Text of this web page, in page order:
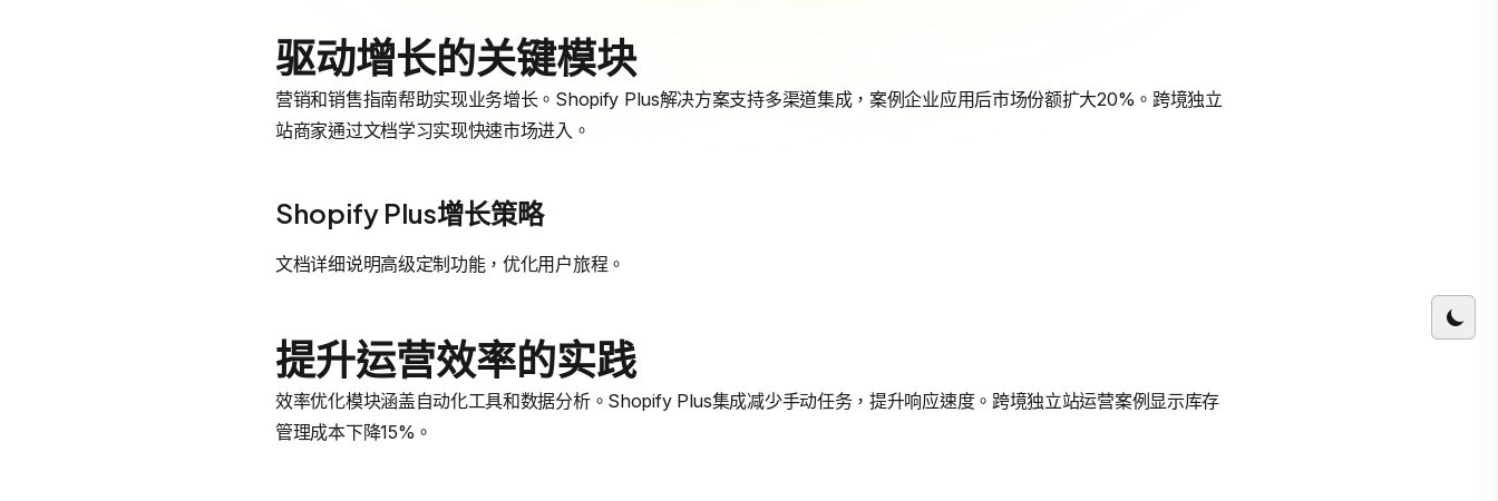
驱动增长的关键模块
营销和销售指南帮助实现业务增长。Shopify Plus解决方案支持多渠道集成，案例企业应用后市场份额扩大20%。跨境独立
站商家通过文档学习实现快速市场进入。
Shopify Plus增长策略
文档详细说明高级定制功能，优化用户旅程。
提升运营效率的实践
效率优化模块涵盖自动化工具和数据分析。Shopify Plus集成减少手动任务，提升响应速度。跨境独立站运营案例显示库存
管理成本下降15%。